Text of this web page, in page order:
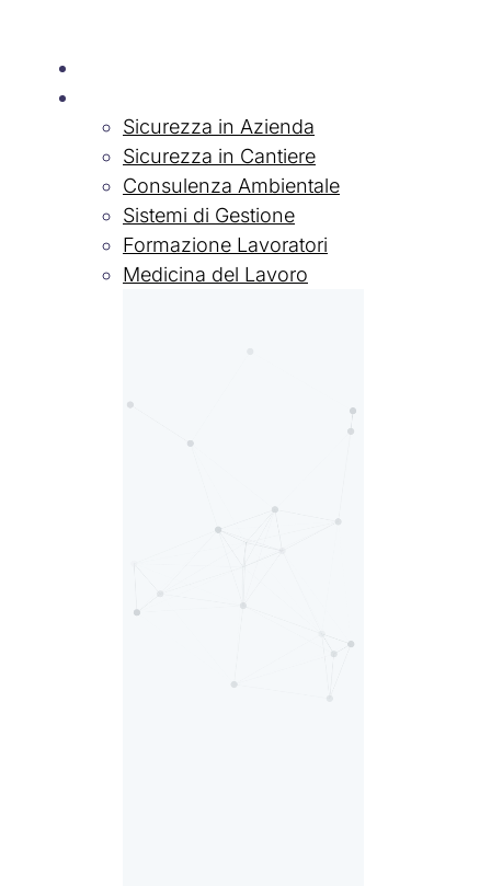
Sicurezza in Azienda
Sicurezza in Cantiere
Consulenza Ambientale
Sistemi di Gestione
Formazione Lavoratori
Medicina del Lavoro